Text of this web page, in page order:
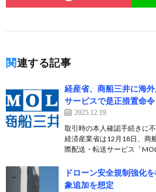
関連する記事
経産省、商船三井に海
サービスで是正措置命令
2025.12.19
取引時の本人確認手続きに
経済産業省は12月18日、商
際配送・転送サービス「
ドローン安全規制強化
象追加を想定